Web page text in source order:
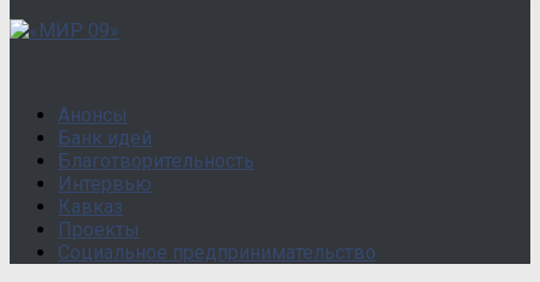
Анонсы
Банк идей
Благотворительность
Интервью
Кавказ
Проекты
Социальное предпринимательство